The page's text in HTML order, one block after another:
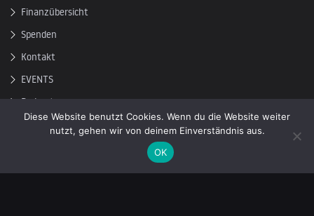
Finanzübersicht
Spenden
Kontakt
EVENTS
Podcast
Newsletter
Tragen Sie sich in unsere Mailingliste ein, um die neuesten
Diese Website benutzt Cookies. Wenn du die Website weiter
nutzt, gehen wir von deinem Einverständnis aus.
OK